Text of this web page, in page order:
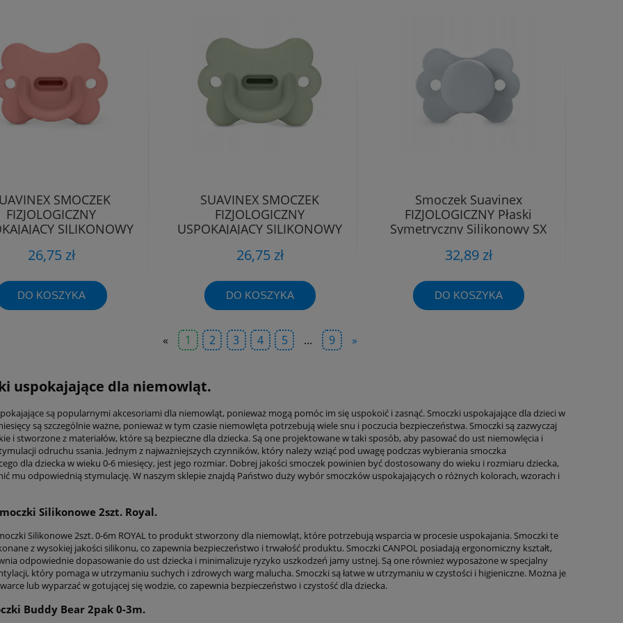
SMOCZEK
FIZJOLOGICZNY
SILIKONOWY
26,75 zł
DO KOSZYKA
SUAVINEX SMOCZEK
FIZJOLOGICZNY
USPOKAJAJĄCY SILIKONOWY
26,75 zł
DO KOSZYKA
Smoczek Suavinex
FIZJOLOGICZNY Płaski
Symetryczny Silikonowy SX
32,89 zł
DO KOSZYKA
« 1 2 3 4 5 ... 9 »
uspokajające dla niemowląt.
są popularnymi akcesoriami dla niemowląt, ponieważ mogą pomóc im się uspokoić i zasnąć. Smoczki uspokajające dla dzieci w
są szczególnie ważne, ponieważ w tym czasie niemowlęta potrzebują wiele snu i poczucia bezpieczeństwa. Smoczki są zazwyczaj
i stworzone z materiałów, które są bezpieczne dla dziecka. Są one projektowane w taki sposób, aby pasować do ust niemowlęcia i
odruchu ssania. Jednym z najważniejszych czynników, który należy wziąć pod uwagę podczas wybierania smoczka
dla dziecka w wieku 0-6 miesięcy, jest jego rozmiar. Dobrej jakości smoczek powinien być dostosowany do wieku i rozmiaru dziecka,
mu odpowiednią stymulację. W naszym sklepie znajdą Państwo duży wybór smoczków uspokajających o różnych kolorach, wzorach i
Silikonowe 2szt. Royal.
Silikonowe 2szt. 0-6m ROYAL to produkt stworzony dla niemowląt, które potrzebują wsparcia w procesie uspokajania. Smoczki te
z wysokiej jakości silikonu, co zapewnia bezpieczeństwo i trwałość produktu. Smoczki CANPOL posiadają ergonomiczny kształt,
odpowiednie dopasowanie do ust dziecka i minimalizuje ryzyko uszkodzeń jamy ustnej. Są one również wyposażone w specjalny
który pomaga w utrzymaniu suchych i zdrowych warg malucha. Smoczki są łatwe w utrzymaniu w czystości i higieniczne. Można je
lub wyparzać w gotującej się wodzie, co zapewnia bezpieczeństwo i czystość dla dziecka.
Buddy Bear 2pak 0-3m.